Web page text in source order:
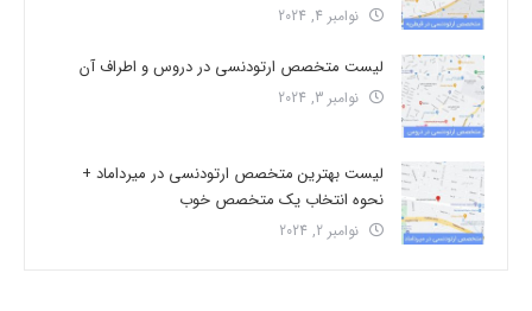
نوامبر 4, 2024
لیست متخصص ارتودنسی در دروس و اطراف آن
نوامبر 3, 2024
لیست بهترین متخصص ارتودنسی در میرداماد +
نحوه انتخاب یک متخصص خوب
نوامبر 2, 2024